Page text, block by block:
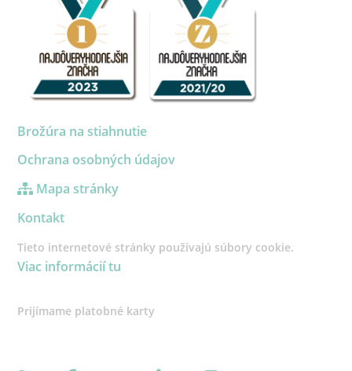
Brožúra na stiahnutie
Ochrana osobných údajov
Mapa stránky
Kontakt
Tieto internetové stránky používajú súbory cookie.
Viac informácií tu
Prijímame platobné karty